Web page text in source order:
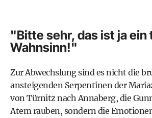
"Bitte sehr, das ist ja ein
Wahnsinn!"
Zur Abwechslung sind es nicht die
ansteigenden Serpentinen der
von Türnitz nach Annaberg, die
Atem rauben, sondern die